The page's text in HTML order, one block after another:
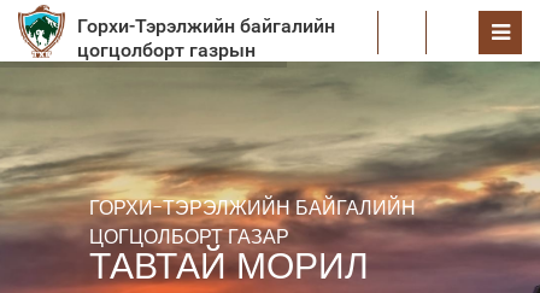
Горхи-Тэрэлжийн байгалийн
цогцолборт газрын
хамгаалалтын захиргаа
ГОРХИ-ТЭРЭЛЖИЙН БАЙГАЛИЙН
ЦОГЦОЛБОРТ ГАЗАР
ТАВТАЙ МОРИЛ